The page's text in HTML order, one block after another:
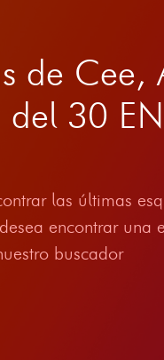
de Cee,
30
las últimas
encontrar una
buscador